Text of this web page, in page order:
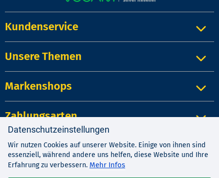
Kundenservice
Unsere Themen
Markenshops
Zahlungsarten
Impressum | Kontakt|
Datenschutz
Widerrufsrecht
Datenschutzeinstellungen
Wir nutzen Cookies auf unserer Website. Einige von ihnen sind
essenziell, während andere uns helfen, diese Website und Ihre
Erfahrung zu verbessern. Mehr Infos